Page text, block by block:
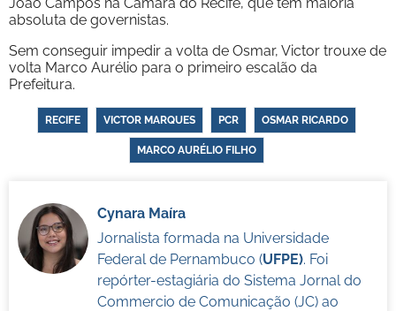
absoluta de governistas.
Sem conseguir impedir a volta de Osmar, Victor trouxe de
volta Marco Aurélio para o primeiro escalão da
Prefeitura.
RECIFE VICTOR MARQUES PCR OSMAR RICARDO
MARCO AURÉLIO FILHO
Cynara Maíra
Jornalista formada na Universidade
Federal de Pernambuco (UFPE). Foi
repórter-estagiária do Sistema Jornal do
Commercio de Comunicação (JC) ao